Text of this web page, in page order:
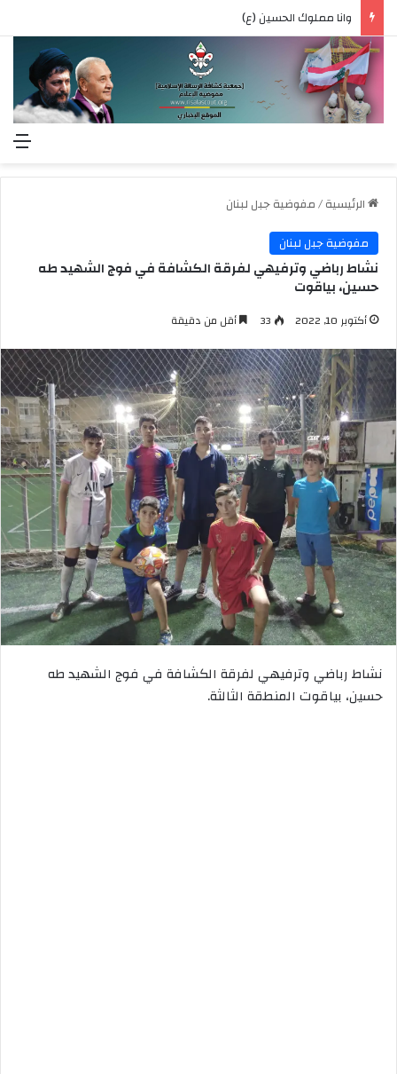
وانا مملوك الحسين (ع)
الرئيسية/مفوضية جبل لبنان
مفوضية جبل لبنان
نشاط رباضي وترفيهي لفرقة الكشافة في فوج الشهيد طه
حسين، بياقوت
أكتوبر 10, 2022 33 أقل من دقيقة
نشاط رباضي وترفيهي لفرقة الكشافة في فوج الشهيد طه
حسين، بياقوت المنطقة الثالثة.